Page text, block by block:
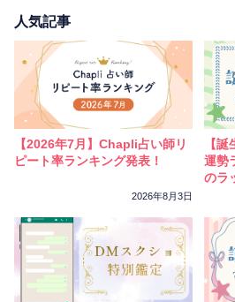
彼の気持ち
今週の運勢 彼氏 片思
相性 復縁
人気記事
【2026年7月】Chapli占い師リ
ピート率ランキング発表！
2026年8月3日
【
運勢
のラ